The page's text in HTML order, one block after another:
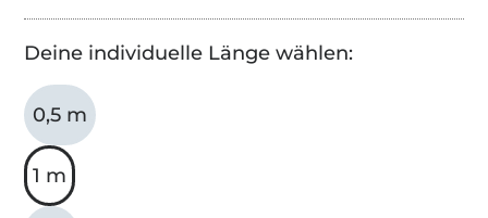
Deine individuelle Länge wählen:
0,5 m
1 m